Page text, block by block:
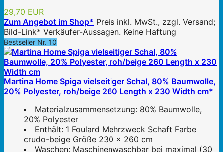
29,70 EUR
Zum Angebot im Shop* Preis inkl. MwSt., zzgl. Versand;
Bild-Link* Verkäufer-Aussagen. Keine Haftung
Bestseller Nr. 10
Martina Home Spiga vielseitiger Schal, 80% Baumwolle,
20% Polyester, roh/beige 260 Length x 230 Width cm*
Materialzusammensetzung: 80% Baumwolle,
20% Polyester
Enthält: 1 Foulard Mehrzweck Schaft Farbe
crudo-beige Größe 230 x 260 cm
Waschen: Maschinenwaschbar bei maximal (30